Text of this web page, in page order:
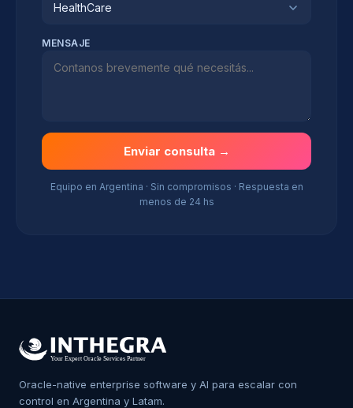
HealthCare
MENSAJE
Enviar consulta →
Equipo en Argentina · Sin compromisos · Respuesta en
menos de 24 hs
Oracle-native enterprise software y AI para escalar con
control en Argentina y Latam.